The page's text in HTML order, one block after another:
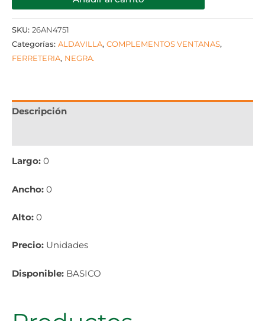
SKU: 26AN4751
Categorías: ALDAVILLA, COMPLEMENTOS VENTANAS,
FERRETERIA, NEGRA.
Descripción
Largo: 0
Ancho: 0
Alto: 0
Precio: Unidades
Disponible: BASICO